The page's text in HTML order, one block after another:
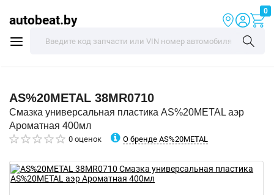
autobeat.by
0
AS%20METAL 38MR0710
Смазка универсальная пластика AS%20METAL аэр
Ароматная 400мл
0 оценок О бренде AS%20METAL